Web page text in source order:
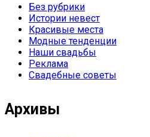
Без рубрики
Истории невест
Красивые места
Модные тенденции
Наши свадьбы
Реклама
Свадебные советы
Архивы